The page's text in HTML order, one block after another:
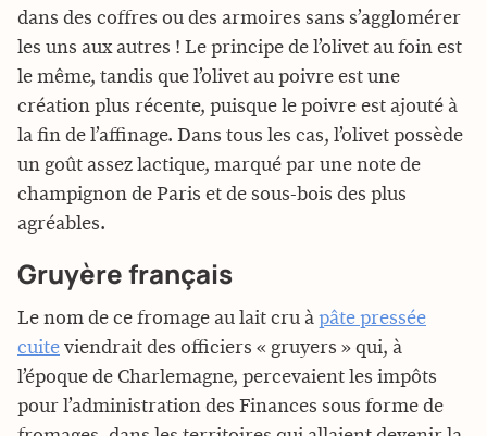
dans des coffres ou des armoires sans s’agglomérer
les uns aux autres ! Le principe de l’olivet au foin est
le même, tandis que l’olivet au poivre est une
création plus récente, puisque le poivre est ajouté à
la fin de l’affinage. Dans tous les cas, l’olivet possède
un goût assez lactique, marqué par une note de
champignon de Paris et de sous-bois des plus
agréables.
Gruyère français
Le nom de ce fromage au lait cru à pâte pressée
cuite viendrait des officiers « gruyers » qui, à
l’époque de Charlemagne, percevaient les impôts
pour l’administration des Finances sous forme de